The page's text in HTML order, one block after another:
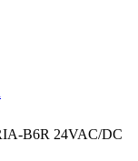
B6R 24VAC/DC